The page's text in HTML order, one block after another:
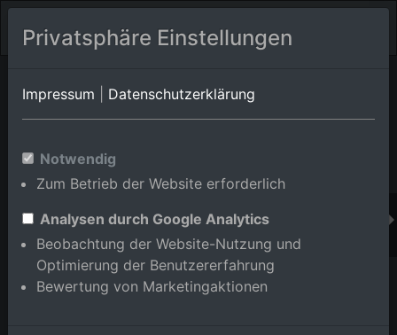
Orts-Album von Karlsruhe/Oststadt
Württemberg,Deutschland
Im Shop bestellen
Privatsphäre Einstellungen
Impressum Datenschutzerklärung
Notwendig
Zum Betrieb der Website erforderlich
Analysen durch Google Analytics
Beobachtung der Website-Nutzung und
Optimierung der Benutzererfahrung
Bewertung von Marketingaktionen